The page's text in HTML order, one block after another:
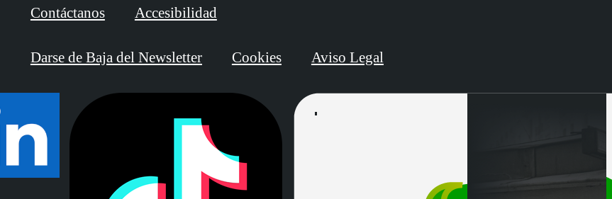
Contáctanos Accesibilidad
Darse de Baja del Newsletter Cookies Aviso Legal